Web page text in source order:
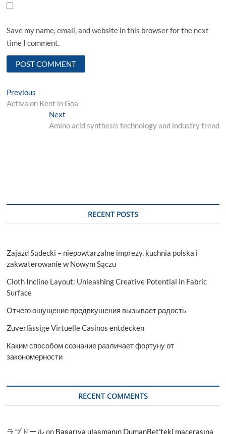
Save my name, email, and website in this browser for the next
time I comment.
Post
navigation
Previous
post:
Activa on Rent in Goa
NextNext
post:
Amino acid synthesis technology and industry trend
RECENT POSTS
Zajazd Sądecki – niepowtarzalne imprezy, kuchnia polska i
zakwaterowanie w Nowym Sączu
Cloth Incline Layout: Unleashing Creative Potential in Fabric
Surface
Отчего ощущение предвкушения вызывает радость
Zuverlässige Virtuelle Casinos entdecken
Каким способом сознание различает фортуну от
закономерности
RECENT COMMENTS
ラブドールon Başarıya ulaşmanın DumanBet’teki macerasına